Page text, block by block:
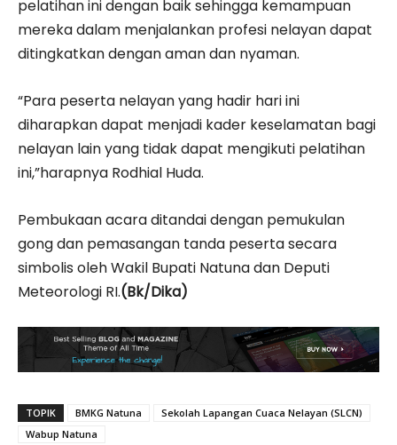
pelatihan ini dengan baik sehingga kemampuan
mereka dalam menjalankan profesi nelayan dapat
ditingkatkan dengan aman dan nyaman.
“Para peserta nelayan yang hadir hari ini
diharapkan dapat menjadi kader keselamatan bagi
nelayan lain yang tidak dapat mengikuti pelatihan
ini,”harapnya Rodhial Huda.
Pembukaan acara ditandai dengan pemukulan
gong dan pemasangan tanda peserta secara
simbolis oleh Wakil Bupati Natuna dan Deputi
Meteorologi RI.(Bk/Dika)
TOPIK BMKG Natuna
Sekolah Lapangan Cuaca Nelayan (SLCN)
Wabup Natuna